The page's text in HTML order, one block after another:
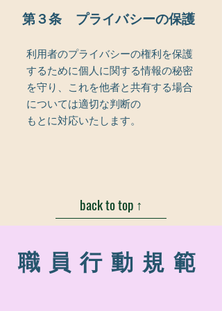
第３条 プライバシーの保護
利用者のプライバシーの権利を保護
するために個人に関する情報の秘密
を守り、これを他者と共有する場合
については適切な判断の
もとに対応いたします。
back to top ↑
職員行動規範